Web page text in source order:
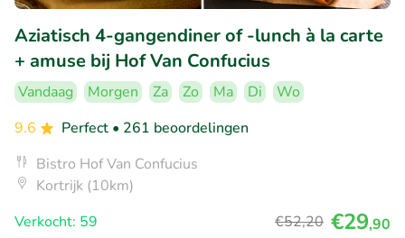
Aziatisch 4-gangendiner of -lunch à la carte
+ amuse bij Hof Van Confucius
Vandaag Morgen Za Zo Ma Di
Wo
9.6
Perfect • 261 beoordelingen
Bistro Hof Van Confucius
Kortrijk (10km)
Verkocht: 59
€52,20 €29,90